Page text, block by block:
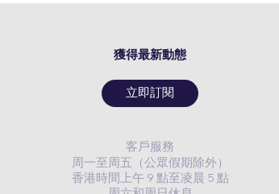
獲得最新動態
立即訂閱
客戶服務
周一至周五（公眾假期除外）
香港時間上午 9 點至凌晨 5 點